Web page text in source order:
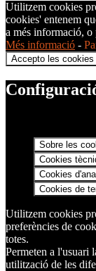
Utilitzem cookies
cookies' entenem
a més informació, o
Més informació -
Accepto les cookies
Sobre les
Cookies
Cookies
Cookies de
Utilitzem cookies
preferències de
totes.
Permeten a l'usuari
utilització de les